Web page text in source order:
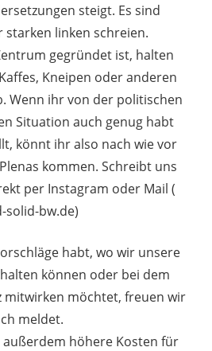
steigt. Es sind
starken linken schreien.
gegründet ist, halten
Kneipen oder anderen
Wenn ihr von der politischen
Situation auch genug habt
könnt ihr also nach wie vor
kommen. Schreibt uns
per Instagram oder Mail (
solid-bw.de)
habt, wo wir unsere
können oder bei dem
mitwirken möchtet, freuen wir
meldet.
höhere Kosten für